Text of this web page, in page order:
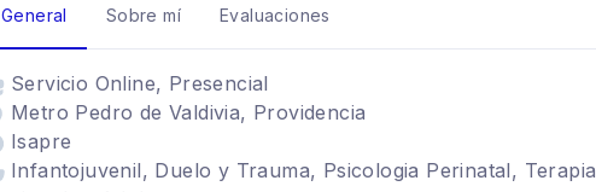
General Sobre mí Evaluaciones
Servicio Online, Presencial
Metro Pedro de Valdivia, Providencia
Isapre
Infantojuvenil, Duelo y Trauma, Psicologia Perinatal, Terapia